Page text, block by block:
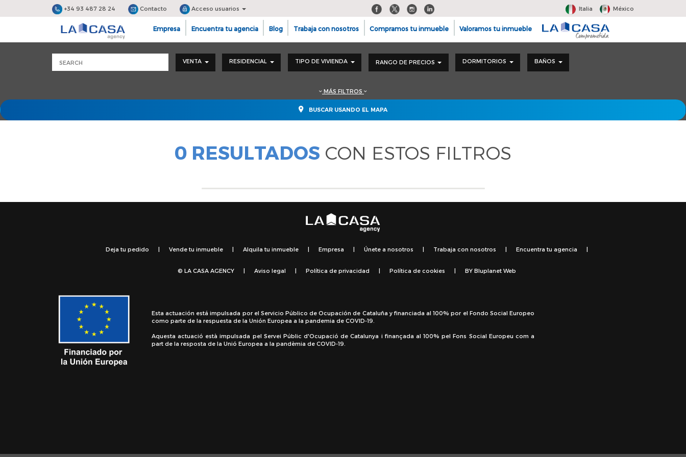
+34 93 487 28 24 Contacto Acceso usuarios Italia México
Empresa Encuentra tu agencia Blog Trabaja con nosotros Compramos tu inmueble Valoramos tu inmueble
VENTA RESIDENCIAL TIPO DE VIVIENDA RANGO DE PRECIOS DORMITORIOS BAÑOS
MÁS FILTROS
BUSCAR USANDO EL MAPA
0 RESULTADOS CON ESTOS FILTROS
Deja tu pedido | Vende tu inmueble | Alquila tu inmueble | Empresa | Únete a nosotros | Trabaja con nosotros | Encuentra tu agencia |
© LA CASA AGENCY | Aviso legal | Política de privacidad | Política de cookies | BY Bluplanet Web
Esta actuación está impulsada por el Servicio Público de Ocupación de Cataluña y financiada al 100% por el Fondo Social Europeo
como parte de la respuesta de la Unión Europea a la pandemia de COVID-19.
Aquesta actuació està impulsada pel Servei Públic d'Ocupació de Catalunya i finançada al 100% pel Fons Social Europeu com a
part de la resposta de la Unió Europea a la pandèmia de COVID-19.